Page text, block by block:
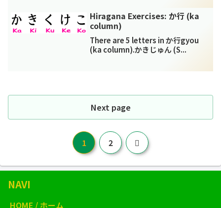
Hiragana Exercises: か行 (ka
column)
There are 5 letters in か行gyou
(ka column).かきじゅん (S...
Next page
1 2 Next
NAVI
HOME / ホーム